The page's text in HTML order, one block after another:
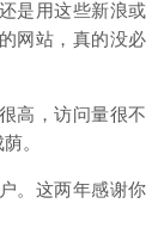
是用这些新浪或
网站，真的没必
高，访问量很不
。
。这两年感谢你